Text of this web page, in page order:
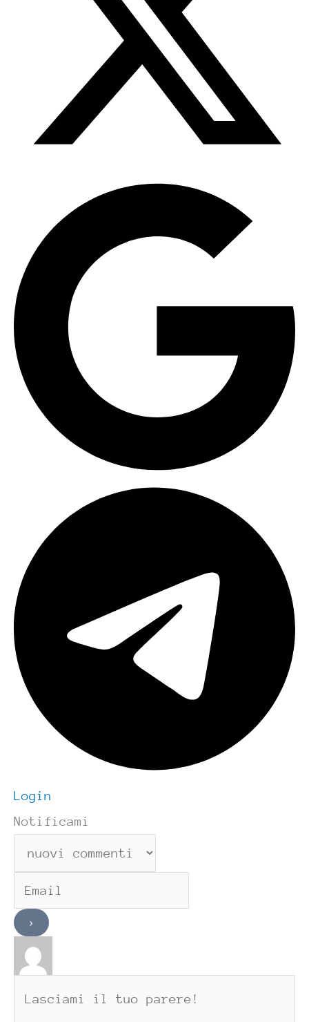
Login
Notificami